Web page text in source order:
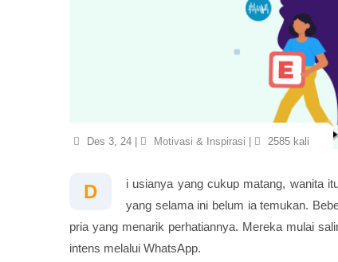
Des 3, 24 | Motivasi & Inspirasi | 2585 kali
D
i usianya yang cukup matang, wanita
yang selama ini belum ia temukan.
pria yang menarik perhatiannya. Mereka mulai
intens melalui WhatsApp.